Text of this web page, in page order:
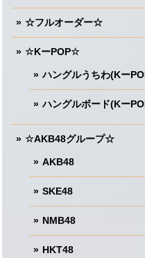
☆フルオーダー☆
☆KーPOP☆
ハングルうちわ(Kー
ハングルボード(Kー
☆AKB48グループ☆
AKB48
SKE48
NMB48
HKT48